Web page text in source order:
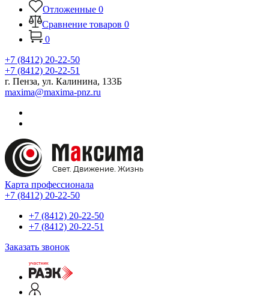
Отложенные 0
Сравнение товаров 0
0
+7 (8412) 20-22-50
+7 (8412) 20-22-51
г. Пенза, ул. Калинина, 133Б
maxima@maxima-pnz.ru
Карта профессионала
+7 (8412) 20-22-50
+7 (8412) 20-22-50
+7 (8412) 20-22-51
Заказать звонок